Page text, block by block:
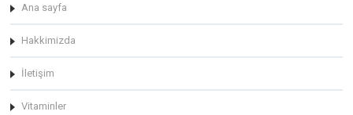
Ana sayfa
Hakkimizda
İletişim
Vitaminler